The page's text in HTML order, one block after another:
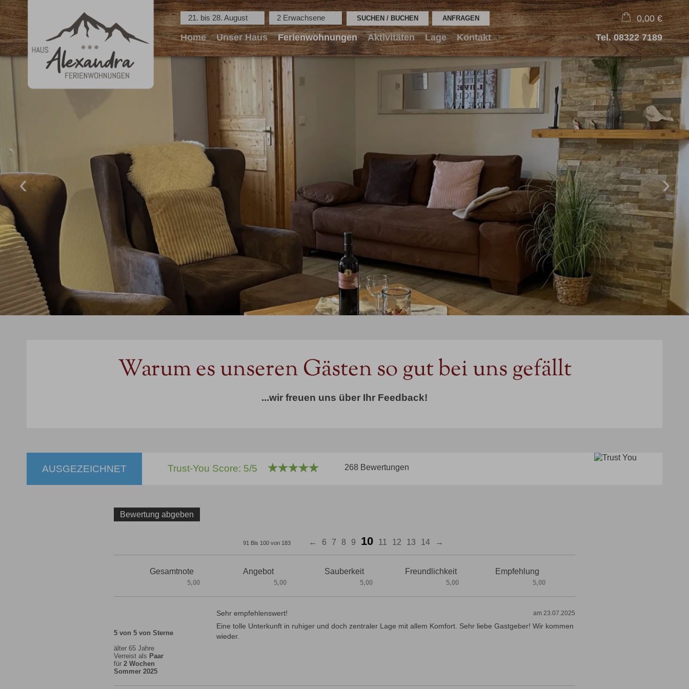
21. bis 28. August 2 Erwachsene
Home Unser Haus Ferienwohnungen Aktivitäten Lage Kontakt Tel.08322 7189
0,00 €
×
Warenkorb ist leer
Warum es unseren Gästen so gut bei uns gefällt
...wir freuen uns über Ihr Feedback!
AUSGEZEICHNET Trust-You Score: 5/5 268 Bewertungen
Bewertung abgeben
91 Bis 100 von 183 ← 6 7 8 9 10 11 12 13 14 →
Gesamtnote
5,00
Angebot
5,00
Sauberkeit
5,00
Freundlichkeit
5,00
Empfehlung
5,00
5 von 5 von Sterne
älter 65 Jahre
Verreist als Paar
für 2 Wochen
Sommer 2025
am 23.07.2025
Sehr empfehlenswert!
Eine tolle Unterkunft in ruhiger und doch zentraler Lage mit allem Komfort. Sehr liebe Gastgeber! Wir kommen
wieder.